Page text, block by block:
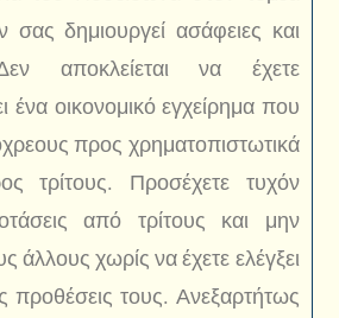
σας δημιουργεί ασάφειες και
αποκλείεται να έχετε
ένα οικονομικό εγχείρημα που
προς χρηματοπιστωτικά
τρίτους. Προσέχετε τυχόν
από τρίτους και μην
άλλους χωρίς να έχετε ελέγξει
προθέσεις τους. Ανεξαρτήτως